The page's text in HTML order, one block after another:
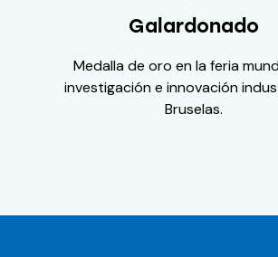
Galardonado
Medalla de oro en la feria
investigación e innovación
Bruselas.